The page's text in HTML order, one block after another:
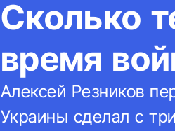
Сколько
время
Алексей Резников
Украины сделал с